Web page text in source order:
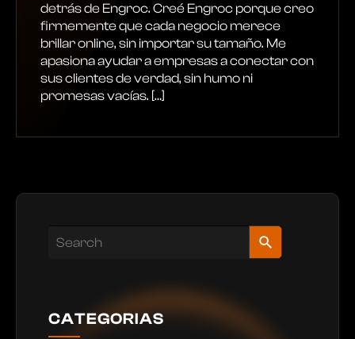
detrás de Engroc. Creé Engroc porque creo
firmemente que cada negocio merece
brillar online, sin importar su tamaño. Me
apasiona ayudar a empresas a conectar con
sus clientes de verdad, sin humo ni
promesas vacías. […]
CATEGORIAS